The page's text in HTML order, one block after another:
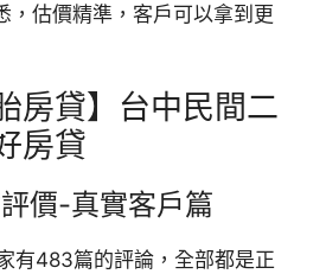
，估價精準，客戶可以拿到更
房貸】台中民間二
房貸
價-真實客戶篇
有483篇的評論，全部都是正